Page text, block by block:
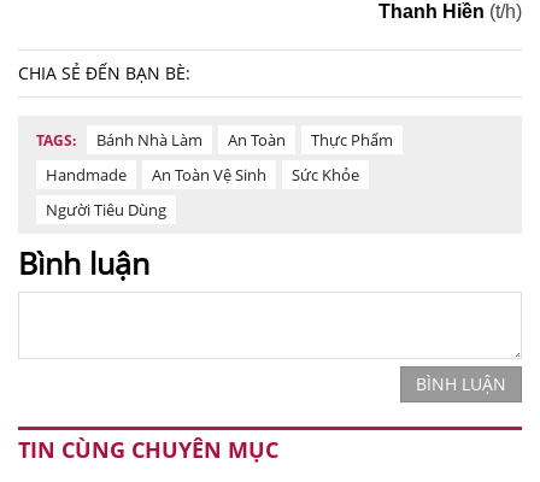
Thanh Hiền (t/h)
CHIA SẺ ĐẾN BẠN BÈ:
TAGS: Bánh Nhà Làm An Toàn
Thực Phẩm
Handmade
An Toàn Vệ Sinh
Sức Khỏe
Người Tiêu Dùng
Bình luận
BÌNH LUẬN
TIN CÙNG CHUYÊN MỤC